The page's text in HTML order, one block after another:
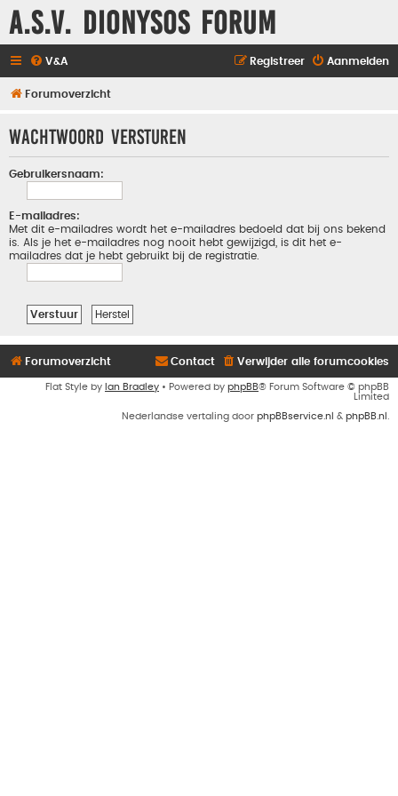
A.S.V. Dionysos Forum
V&A Aanmelden
Registreer
Forumoverzicht
Wachtwoord versturen
Gebruikersnaam:
E-mailadres:
Met dit e-mailadres wordt het e-mailadres bedoeld dat bij ons bekend
is. Als je het e-mailadres nog nooit hebt gewijzigd, is dit het e-
mailadres dat je hebt gebruikt bij de registratie.
Forumoverzicht Verwijder alle forumcookies
Contact
Flat Style by Ian Bradley • Powered by phpBB® Forum Software © phpBB
Limited
Nederlandse vertaling door phpBBservice.nl & phpBB.nl .